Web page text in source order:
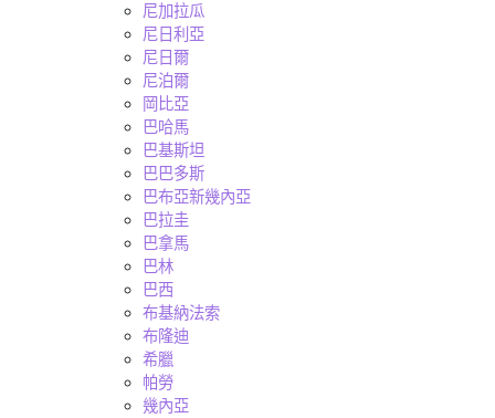
尼加拉瓜
尼日利亞
尼日爾
尼泊爾
岡比亞
巴哈馬
巴基斯坦
巴巴多斯
巴布亞新幾內亞
巴拉圭
巴拿馬
巴林
巴西
布基納法索
布隆迪
希臘
帕勞
幾內亞